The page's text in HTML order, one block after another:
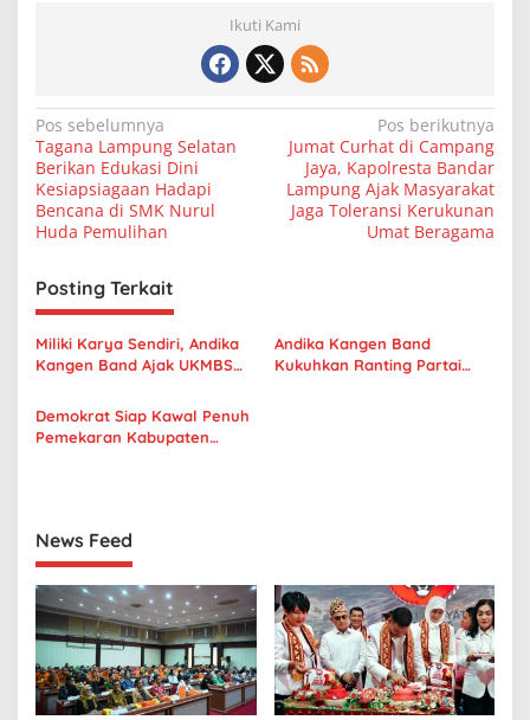
Ikuti Kami
N
a
v
i
a
s
i
o
Pos sebelumnya
Tagana Lampung Selatan
Berikan Edukasi Dini
Kesiapsiagaan Hadapi
Bencana di SMK Nurul
Huda Pemulihan
Pos berikutnya
Jumat Curhat di Campang
Jaya, Kapolresta Bandar
Lampung Ajak Masyarakat
Jaga Toleransi Kerukunan
Umat Beragama
Posting Terkait
Miliki Karya Sendiri, Andika
Kangen Band Ajak UKMBS
Rekaman
Andika Kangen Band
Kukuhkan Ranting Partai
Demokrat Siap Kawal Penuh
Pemekaran Kabupaten
News Feed